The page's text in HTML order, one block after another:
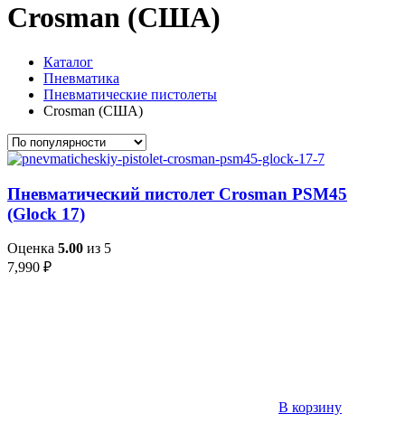
Crosman (США)
Каталог
Пневматика
Пневматические пистолеты
Crosman (США)
Пневматический пистолет Crosman PSM45
(Glock 17)
Оценка 5.00 из 5
7,990 ₽
В корзину